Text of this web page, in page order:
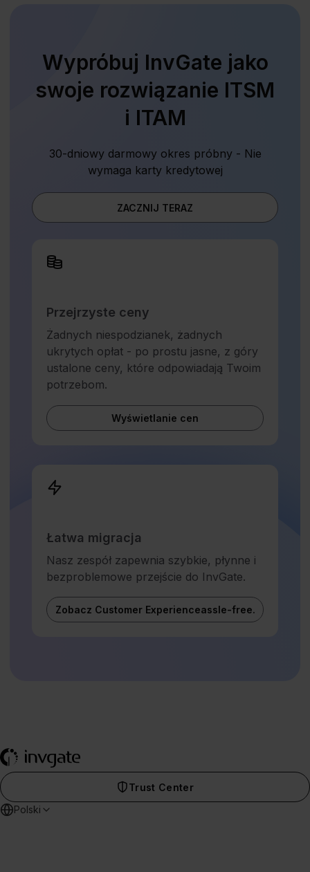
Wypróbuj InvGate jako
swoje rozwiązanie ITSM
i ITAM
30-dniowy darmowy okres próbny - Nie
wymaga karty kredytowej
ZACZNIJ TERAZ
Przejrzyste ceny
Żadnych niespodzianek, żadnych
ukrytych opłat - po prostu jasne, z góry
ustalone ceny, które odpowiadają Twoim
potrzebom.
Wyświetlanie cen
Łatwa migracja
Nasz zespół zapewnia szybkie, płynne i
bezproblemowe przejście do InvGate.
Zobacz Customer Experienceassle-free.
Trust Center
Polski